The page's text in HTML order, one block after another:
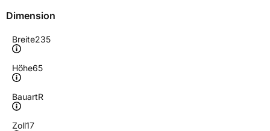
Dimension
Breite235
Höhe65
BauartR
Zoll17